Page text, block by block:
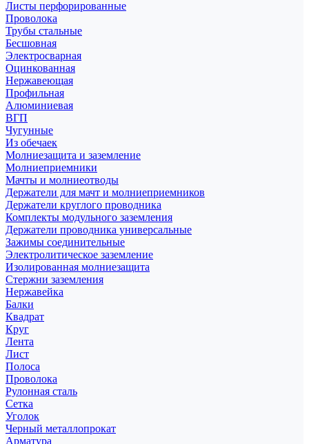
Листы перфорированные
Проволока
Трубы стальные
Бесшовная
Электросварная
Оцинкованная
Нержавеющая
Профильная
Алюминиевая
ВГП
Чугунные
Из обечаек
Молниезащита и заземление
Молниеприемники
Мачты и молниеотводы
Держатели для мачт и молниеприемников
Держатели круглого проводника
Комплекты модульного заземления
Держатели проводника универсальные
Зажимы соединительные
Электролитическое заземление
Изолированная молниезащита
Стержни заземления
Нержавейка
Балки
Квадрат
Круг
Лента
Лист
Полоса
Проволока
Рулонная сталь
Сетка
Уголок
Черный металлопрокат
Арматура